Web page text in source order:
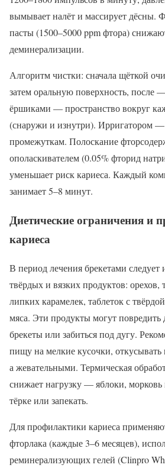
вымывает налёт и массирует дёсны.
пасты (1500–5000 ppm фтора)
деминерализации.
Алгоритм чистки: сначала щёткой
затем оральную поверхность, после
ёршиками — пространство вокруг
(снаружи и изнутри). Ирригатором
промежуткам. Полоскание
ополаскивателем (0.05% фторид
уменьшает риск кариеса. Каждый
занимает 5–8 минут.
Диетические ограничения и
кариеса
В период лечения брекетами следует
твёрдых и вязких продуктов: орехов,
липких карамелек, таблеток с
мяса. Эти продукты могут повредить
брекеты или забиться под дугу.
пищу на мелкие кусочки,
а жевательными. Термическая
снижает нагрузку — яблоки,
тёрке или запекать.
Для профилактики кариеса
фторлака (каждые 3–6 месяцев),
реминерализующих гелей (Clinpro